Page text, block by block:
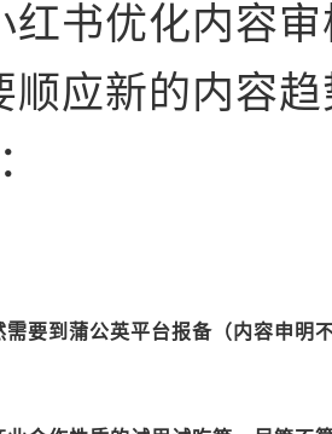
红书优化内容
顺应新的内容
需要到蒲公英平台报备（内容申明